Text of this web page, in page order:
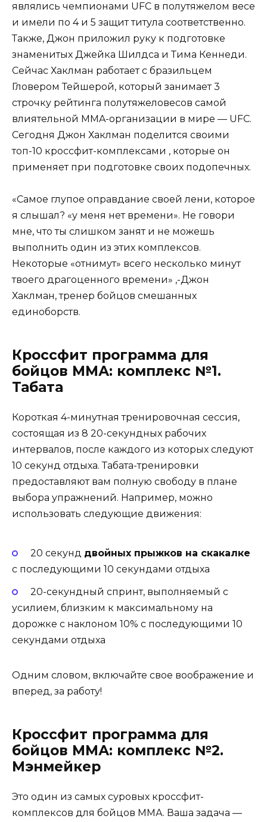
являлись чемпионами UFC в полутяжелом весе
и имели по 4 и 5 защит титула соответственно.
Также, Джон приложил руку к подготовке
знаменитых Джейка Шилдса и Тима Кеннеди.
Сейчас Хаклман работает с бразильцем
Гловером Тейшерой, который занимает 3
строчку рейтинга полутяжеловесов самой
влиятельной MMA-организации в мире — UFC.
Сегодня Джон Хаклман поделится своими
топ-10 кроссфит-комплексами , которые он
применяет при подготовке своих подопечных.
«Самое глупое оправдание своей лени, которое
я слышал? «у меня нет времени». Не говори
мне, что ты слишком занят и не можешь
выполнить один из этих комплексов.
Некоторые «отнимут» всего несколько минут
твоего драгоценного времени» ,-Джон
Хаклман, тренер бойцов смешанных
единоборств.
Кроссфит программа для
бойцов ММА: комплекс №1.
Табата
Короткая 4-минутная тренировочная сессия,
состоящая из 8 20-секундных рабочих
интервалов, после каждого из которых следуют
10 секунд отдыха. Табата-тренировки
предоставляют вам полную свободу в плане
выбора упражнений. Например, можно
использовать следующие движения:
20 секунд двойных прыжков на скакалке
с последующими 10 секундами отдыха
20-секундный спринт, выполняемый с
усилием, близким к максимальному на
дорожке с наклоном 10% с последующими 10
секундами отдыха
Одним словом, включайте свое воображение и
вперед, за работу!
Кроссфит программа для
бойцов ММА: комплекс №2.
Мэнмейкер
Это один из самых суровых кроссфит-
комплексов для бойцов ММА. Ваша задача —